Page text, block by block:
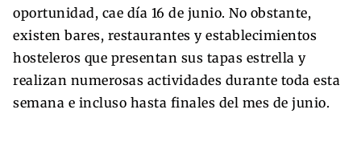
oportunidad, cae día 16 de junio. No obstante,
existen bares, restaurantes y establecimientos
hosteleros que presentan sus tapas estrella y
realizan numerosas actividades durante toda esta
semana e incluso hasta finales del mes de junio.